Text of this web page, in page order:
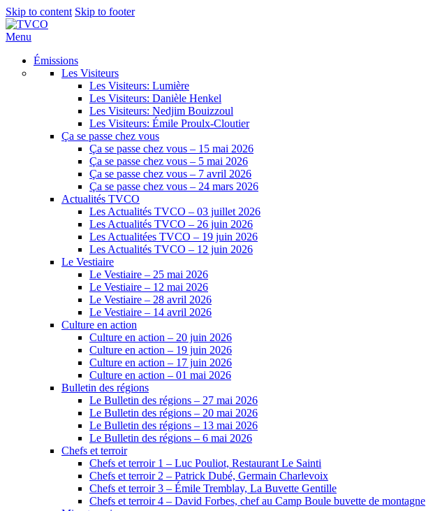
Skip to content Skip to footer
Menu
Émissions
Les Visiteurs
Les Visiteurs: Lumière
Les Visiteurs: Danièle Henkel
Les Visiteurs: Nedjim Bouizzoul
Les Visiteurs: Émile Proulx-Cloutier
Ça se passe chez vous
Ça se passe chez vous – 15 mai 2026
Ça se passe chez vous – 5 mai 2026
Ça se passe chez vous – 7 avril 2026
Ça se passe chez vous – 24 mars 2026
Actualités TVCO
Les Actualités TVCO – 03 juillet 2026
Les Actualités TVCO – 26 juin 2026
Les Actualitées TVCO – 19 juin 2026
Les Actualités TVCO – 12 juin 2026
Le Vestiaire
Le Vestiaire – 25 mai 2026
Le Vestiaire – 12 mai 2026
Le Vestiaire – 28 avril 2026
Le Vestiaire – 14 avril 2026
Culture en action
Culture en action – 20 juin 2026
Culture en action – 19 juin 2026
Culture en action – 17 juin 2026
Culture en action – 01 mai 2026
Bulletin des régions
Le Bulletin des régions – 27 mai 2026
Le Bulletin des régions – 20 mai 2026
Le Bulletin des régions – 13 mai 2026
Le Bulletin des régions – 6 mai 2026
Chefs et terroir
Chefs et terroir 1 – Luc Pouliot, Restaurant Le Sainti
Chefs et terroir 2 – Patrick Dubé, Germain Charlevoix
Chefs et terroir 3 – Émile Tremblay, La Buvette Gentille
Chefs et terroir 4 – David Forbes, chef au Camp Boule buvette de montagne